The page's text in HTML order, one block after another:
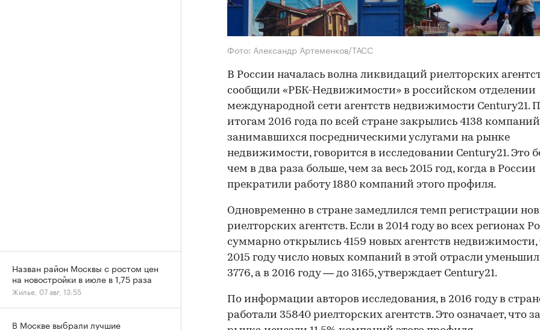
Фото: Александр Артеменков/ТАСС
В России началась волна ликвидаций риелторских
сообщили «РБК-Недвижимости» в российском отделении
международной сети агентств недвижимости Century21.
итогам 2016 года по всей стране закрылись 4138
занимавшихся посредническими услугами на рынке
недвижимости, говорится в исследовании Century21. Это
чем в два раза больше, чем за весь 2015 год, когда в России
прекратили работу 1880 компаний этого профиля.
Одновременно в стране замедлился темп регистрации
риелторских агентств. Если в 2014 году во всех регионах
суммарно открылись 4159 новых агентств недвижимости,
2015 году число новых компаний в этой отрасли
3776, а в 2016 году — до 3165, утверждает Century21.
По информации авторов исследования, в 2016 году в
работали 35840 риелторских агентств. Это означает, что
Назван район Москвы с ростом цен
на новостройки в июле в 1,75 раза
Жилье, 07 авг, 13:55
В Москве выбрали лучшие